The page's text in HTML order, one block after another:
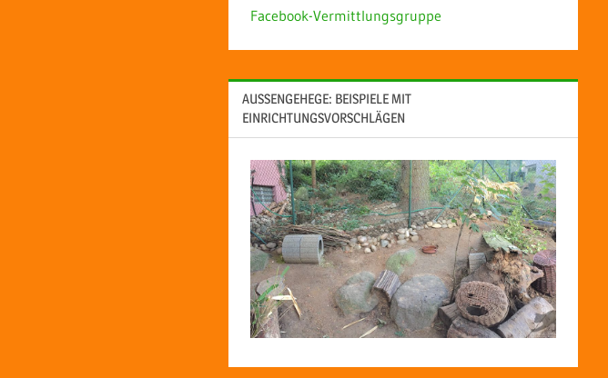
Facebook-Vermittlungsgruppe
AUSSENGEHEGE: BEISPIELE MIT E
INRICHTUNGSVORSCHLÄGEN